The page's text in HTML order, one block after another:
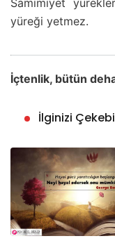
yüreği yetmez.
İçtenlik, bütün
İlginizi